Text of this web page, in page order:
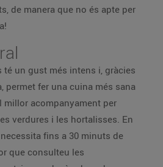
de manera que no és apte per
té un gust més intens i, gràcies
permet fer una cuina més sana
millor acompanyament per
verdures i les hortalisses. En
fins a 30 minuts de
que consulteu les